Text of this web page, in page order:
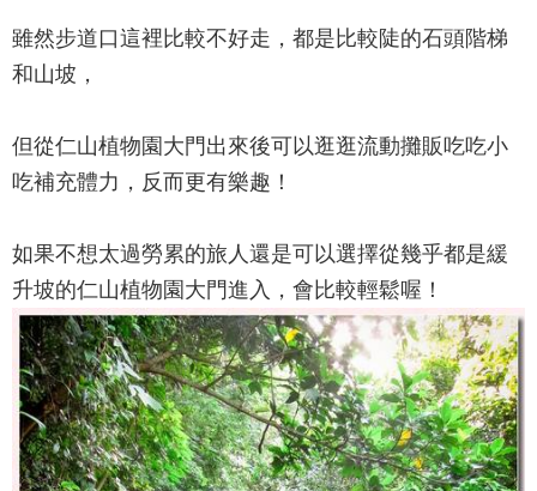
雖然步道口這裡比較不好走，都是比較陡的石頭階梯
和山坡，
但從仁山植物園大門出來後可以逛逛流動攤販吃吃小
吃補充體力，反而更有樂趣！
如果不想太過勞累的旅人還是可以選擇從幾乎都是緩
升坡的仁山植物園大門進入，會比較輕鬆喔！